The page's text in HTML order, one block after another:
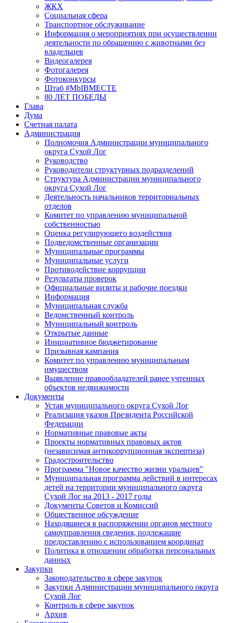
ЖКХ
Социальная сфера
Транспортное обслуживание
Информация о мероприятиях при осуществлении
деятельности по обращению с животными без
владельцев
Видеогалерея
Фотогалерея
Фотоконкурсы
Штаб #MbIBMECTE
80 ЛЕТ ПОБЕДЫ
Глава
Дума
Счетная палата
Администрация
Полномочия Администрации муниципального
округа Сухой Лог
Руководство
Руководители структурных подразделений
Структура Администрации муниципального
округа Сухой Лог
Деятельность начальников территориальных
отделов
Комитет по управлению муниципальной
собственностью
Оценка регулирующего воздействия
Подведомственные организации
Муниципальные программы
Муниципальные услуги
Противодействие коррупции
Результаты проверок
Официальные визиты и рабочие поездки
Информация
Муниципальная служба
Ведомственный контроль
Муниципальный контроль
Открытые данные
Инициативное бюджетирование
Призывная кампания
Комитет по управлению муниципальным
имуществом
Выявление правообладателей ранее учтенных
объектов недвижимости
Документы
Устав муниципального округа Сухой Лог
Реализация указов Президента Российской
Федерации
Нормативные правовые акты
Проекты нормативных правовых актов
(независимая антикоррупционная экспертиза)
Градостроительство
Программа "Новое качество жизни уральцев"
Муниципальная программа действий в интересах
детей на территории муниципального округа
Сухой Лог на 2013 - 2017 годы
Документы Советов и Комиссий
Общественное обсуждение
Находящиеся в распоряжении органов местного
самоуправления сведения, подлежащие
предоставлению с использованием координат
Политика в отношении обработки персональных
данных
Закупки
Законодательство в сфере закупок
Закупки Администрации муниципального округа
Сухой Лог
Контроль в сфере закупок
Архив